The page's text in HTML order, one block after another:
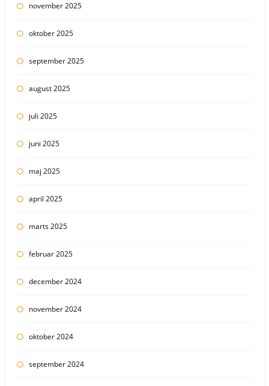
november 2025
oktober 2025
september 2025
august 2025
juli 2025
juni 2025
maj 2025
april 2025
marts 2025
februar 2025
december 2024
november 2024
oktober 2024
september 2024